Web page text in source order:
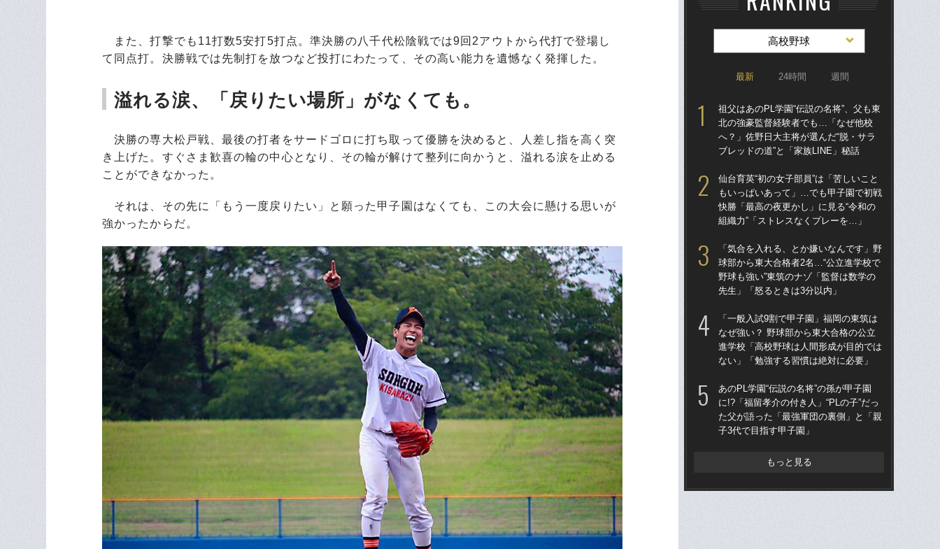
また、打撃でも11打数5安打5打点。準決勝の八千代松陰戦では9回2アウトから代打で登場し
て同点打。決勝戦では先制打を放つなど投打にわたって、その高い能力を遺憾なく発揮した。
溢れる涙、「戻りたい場所」がなくても。
決勝の専大松戸戦、最後の打者をサードゴロに打ち取って優勝を決めると、人差し指を高く突
き上げた。すぐさま歓喜の輪の中心となり、その輪が解けて整列に向かうと、溢れる涙を止める
ことができなかった。
それは、その先に「もう一度戻りたい」と願った甲子園はなくても、この大会に懸ける思いが
強かったからだ。
高校野球
最新 24時間 週間
祖父はあのPL学園“伝説の名将”、父も東
北の強豪監督経験者でも…「なぜ他校
へ？」佐野日大主将が選んだ“脱・サラ
ブレッドの道”と「家族LINE」秘話
仙台育英“初の女子部員”は「苦しいこと
もいっぱいあって」…でも甲子園で初戦
快勝「最高の夜更かし」に見る“令和の
組織力”「ストレスなくプレーを…」
「気合を入れる、とか嫌いなんです」野
球部から東大合格者2名…“公立進学校で
野球も強い”東筑のナゾ「監督は数学の
先生」「怒るときは3分以内」
「一般入試9割で甲子園」福岡の東筑は
なぜ強い？ 野球部から東大合格の公立
進学校「高校野球は人間形成が目的では
ない」「勉強する習慣は絶対に必要」
あのPL学園“伝説の名将”の孫が甲子園
に!?「福留孝介の付き人」“PLの子”だっ
た父が語った「最強軍団の裏側」と「親
子3代で目指す甲子園」
もっと見る